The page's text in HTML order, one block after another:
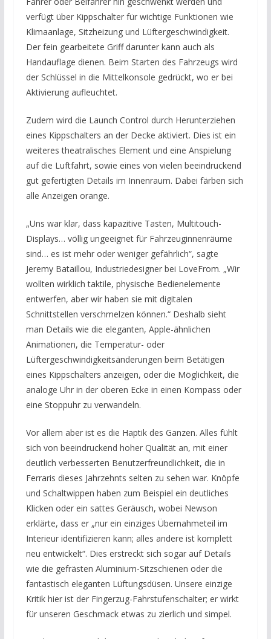
verfügt über Kippschalter für wichtige Funktionen wie
Klimaanlage, Sitzheizung und Lüftergeschwindigkeit.
Der fein gearbeitete Griff darunter kann auch als
Handauflage dienen. Beim Starten des Fahrzeugs wird
der Schlüssel in die Mittelkonsole gedrückt, wo er bei
Aktivierung aufleuchtet.
Zudem wird die Launch Control durch Herunterziehen
eines Kippschalters an der Decke aktiviert. Dies ist ein
weiteres theatralisches Element und eine Anspielung
auf die Luftfahrt, sowie eines von vielen beeindruckend
gut gefertigten Details im Innenraum. Dabei färben sich
alle Anzeigen orange.
„Uns war klar, dass kapazitive Tasten, Multitouch-
Displays… völlig ungeeignet für Fahrzeuginnenräume
sind… es ist mehr oder weniger gefährlich“, sagte
Jeremy Bataillou, Industriedesigner bei LoveFrom. „Wir
wollten wirklich taktile, physische Bedienelemente
entwerfen, aber wir haben sie mit digitalen
Schnittstellen verschmelzen können.“ Deshalb sieht
man Details wie die eleganten, Apple-ähnlichen
Animationen, die Temperatur- oder
Lüftergeschwindigkeitsänderungen beim Betätigen
eines Kippschalters anzeigen, oder die Möglichkeit, die
analoge Uhr in der oberen Ecke in einen Kompass oder
eine Stoppuhr zu verwandeln.
Vor allem aber ist es die Haptik des Ganzen. Alles fühlt
sich von beeindruckend hoher Qualität an, mit einer
deutlich verbesserten Benutzerfreundlichkeit, die in
Ferraris dieses Jahrzehnts selten zu sehen war. Knöpfe
und Schaltwippen haben zum Beispiel ein deutliches
Klicken oder ein sattes Geräusch, wobei Newson
erklärte, dass er „nur ein einziges Übernahmeteil im
Interieur identifizieren kann; alles andere ist komplett
neu entwickelt“. Dies erstreckt sich sogar auf Details
wie die gefrästen Aluminium-Sitzschienen oder die
fantastisch eleganten Lüftungsdüsen. Unsere einzige
Kritik hier ist der Fingerzug-Fahrstufenschalter; er wirkt
für unseren Geschmack etwas zu zierlich und simpel.